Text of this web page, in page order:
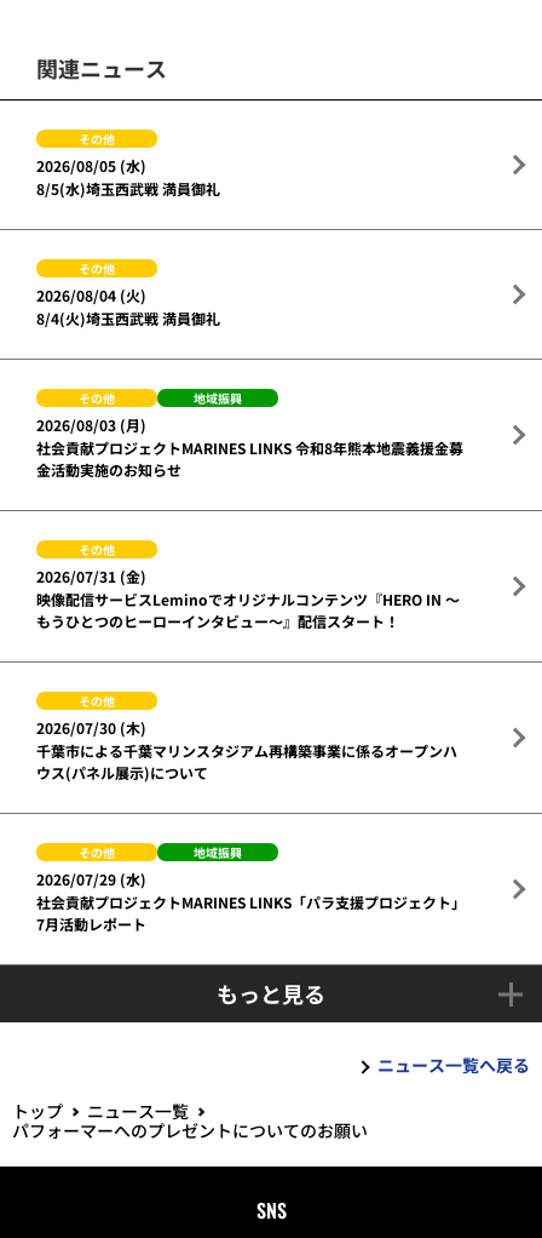
関連ニュース
その他
2026/08/05 (水)
8/5(水)埼玉西武戦 満員御礼
その他
2026/08/04 (火)
8/4(火)埼玉西武戦 満員御礼
その他 地域振興
2026/08/03 (月)
社会貢献プロジェクトMARINES LINKS 令和8年熊本地震義援金募
金活動実施のお知らせ
その他
2026/07/31 (金)
映像配信サービスLeminoでオリジナルコンテンツ『HERO IN ～
もうひとつのヒーローインタビュー～』配信スタート！
その他
2026/07/30 (木)
千葉市による千葉マリンスタジアム再構築事業に係るオープンハ
ウス(パネル展示)について
その他 地域振興
2026/07/29 (水)
社会貢献プロジェクトMARINES LINKS「パラ支援プロジェクト」
7月活動レポート
もっと見る
ニュース一覧へ戻る
トップ
ニュース一覧
パフォーマーへのプレゼントについてのお願い
SNS